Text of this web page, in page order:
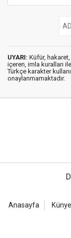
UYARI: Küfür,
içeren, imla kuralları
Türkçe karakter
onaylanmamaktadır.
Anasayfa Künye